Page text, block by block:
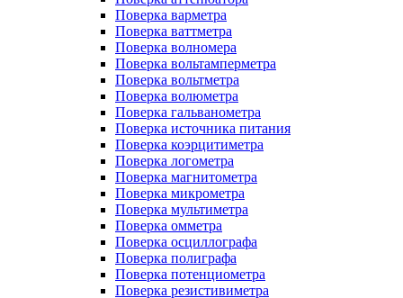
Поверка варметра
Поверка ваттметра
Поверка волномера
Поверка вольтамперметра
Поверка вольтметра
Поверка волюметра
Поверка гальванометра
Поверка источника питания
Поверка коэрцитиметра
Поверка логометра
Поверка магнитометра
Поверка микрометра
Поверка мультиметра
Поверка омметра
Поверка осциллографа
Поверка полиграфа
Поверка потенциометра
Поверка резистивиметра